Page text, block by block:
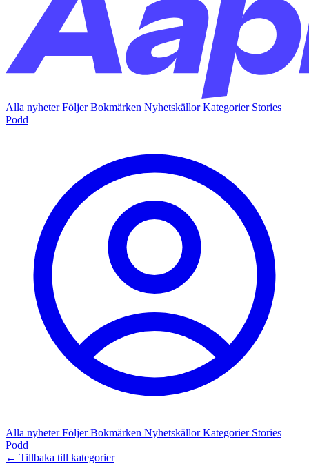
Alla nyheterFöljerBokmärken NyhetskällorKategorier Stories
Podd
Alla nyheterFöljerBokmärken NyhetskällorKategorier Stories
Podd
← Tillbaka till kategorier